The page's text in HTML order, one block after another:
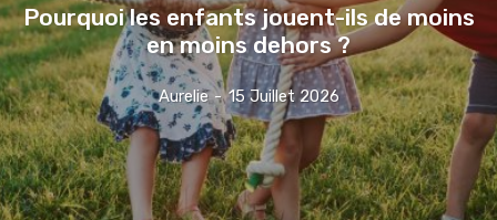
Pourquoi les enfants jouent-ils de moins
en moins dehors ?
Aurelie - 15 Juillet 2026